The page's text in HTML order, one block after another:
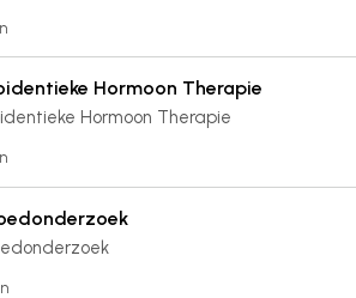
Hormoon Therapie
Hormoon Therapie